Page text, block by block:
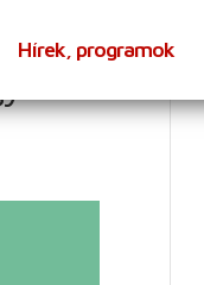
Hírek, programok